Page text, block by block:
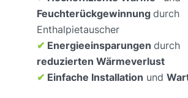
Feuchterückgewinnung durch
Enthalpietauscher
✔ Energieeinsparungen durch
reduzierten Wärmeverlust
✔ Einfache Installation und